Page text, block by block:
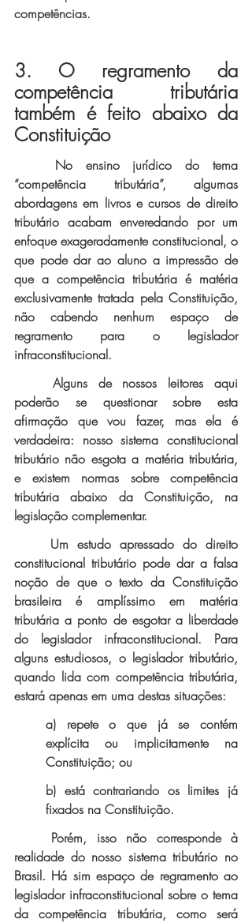
competências.
3. O regramento da
competência tributária
também é feito abaixo da
Constituição
No ensino jurídico do tema
“competência tributária”, algumas
abordagens em livros e cursos de direito
tributário acabam enveredando por um
enfoque exageradamente constitucional, o
que pode dar ao aluno a impressão de
que a competência tributária é matéria
exclusivamente tratada pela Constituição,
não cabendo nenhum espaço de
regramento para o legislador
infraconstitucional.
Alguns de nossos leitores aqui
poderão se questionar sobre esta
afirmação que vou fazer, mas ela é
verdadeira: nosso sistema constitucional
tributário não esgota a matéria tributária,
e existem normas sobre competência
tributária abaixo da Constituição, na
legislação complementar.
Um estudo apressado do direito
constitucional tributário pode dar a falsa
noção de que o texto da Constituição
brasileira é amplíssimo em matéria
tributária a ponto de esgotar a liberdade
do legislador infraconstitucional. Para
alguns estudiosos, o legislador tributário,
quando lida com competência tributária,
estará apenas em uma destas situações:
a) repete o que já se contém
explícita ou implicitamente na
Constituição; ou
b) está contrariando os limites já
fixados na Constituição.
Porém, isso não corresponde à
realidade do nosso sistema tributário no
Brasil. Há sim espaço de regramento ao
legislador infraconstitucional sobre o tema
da competência tributária, como será